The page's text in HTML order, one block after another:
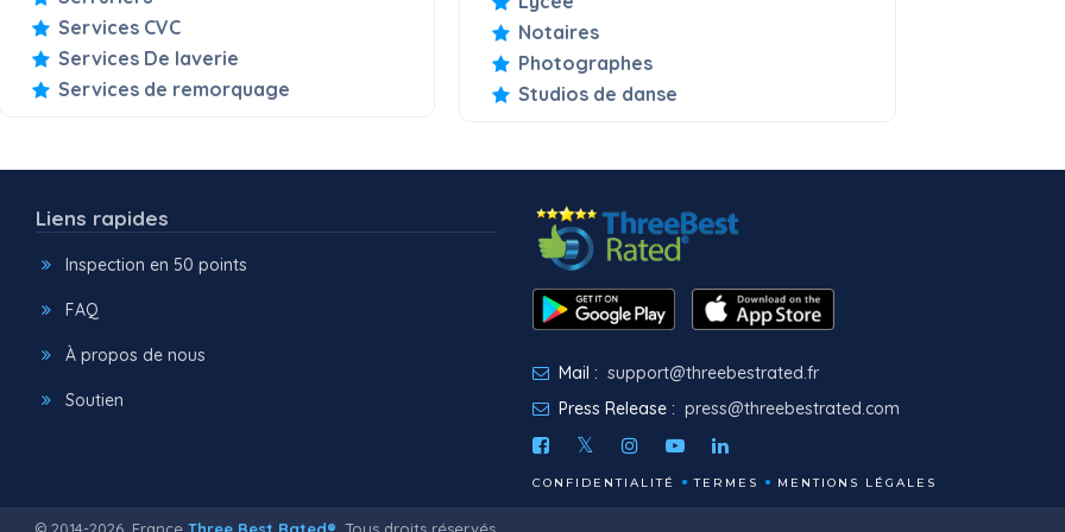
Services CVC
Services De laverie
Services de remorquage
Notaires
Photographes
Studios de danse
Liens rapides
Inspection en 50 points
FAQ
À propos de nous
Soutien
Mail : support@threebestrated.fr
Press Release : press@threebestrated.com
CONFIDENTIALITÉ TERMES MENTIONS LÉGALES